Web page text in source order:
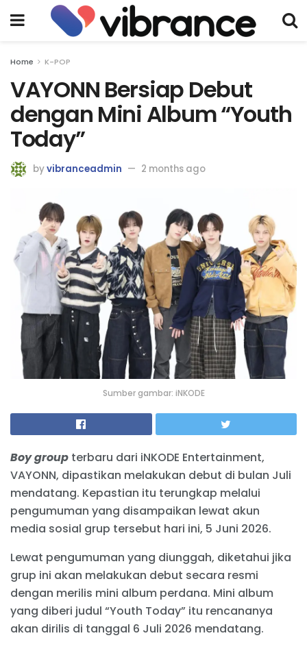
Home K-POP
VAYONN Bersiap Debut
dengan Mini Album “Youth
Today”
byvibranceadmin 2 months ago
Sumber gambar: iNKODE
Boy group terbaru dari iNKODE Entertainment,
VAYONN, dipastikan melakukan debut di bulan Juli
mendatang. Kepastian itu terungkap melalui
pengumuman yang disampaikan lewat akun
media sosial grup tersebut hari ini, 5 Juni 2026.
Lewat pengumuman yang diunggah, diketahui jika
grup ini akan melakukan debut secara resmi
dengan merilis mini album perdana. Mini album
yang diberi judul “Youth Today” itu rencananya
akan dirilis di tanggal 6 Juli 2026 mendatang.